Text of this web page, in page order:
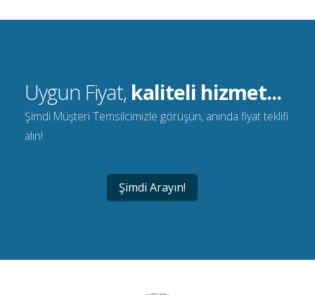
Uygun Fiyat, kaliteli hizmet...
Şimdi Müşteri Temsilcimizle görüşün, anında fiyat teklifi
alın!
Şimdi Arayın!